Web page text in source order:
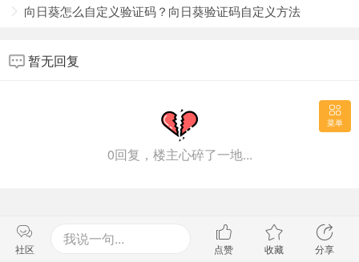
法
向日葵怎么自定义验证码？向日葵验证码自定义方法
暂无回复
0回复，楼主心碎了一地...
社区
我说一句...
点赞 收藏 分享
菜单